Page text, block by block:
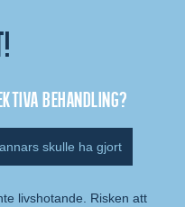
behandling?
skulle ha gjort
livshotande. Risken att